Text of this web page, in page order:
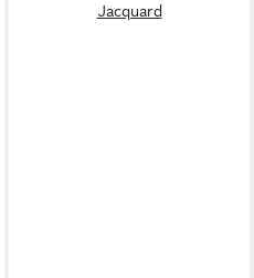
Jacquard